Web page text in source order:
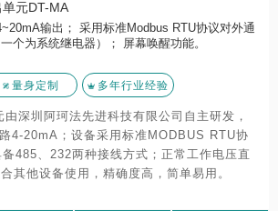
元DT-MA
输出； 采用标准Modbus RTU协议对外通
个为系统继电器）； 屏幕唤醒功能。
量身定制 多年行业经验
深圳阿珂法先进科技有限公司自主研发，
4-20mA；设备采用标准MODBUS RTU协
485、232两种接线方式；正常工作电压直
其他设备使用，精确度高，简单易用。